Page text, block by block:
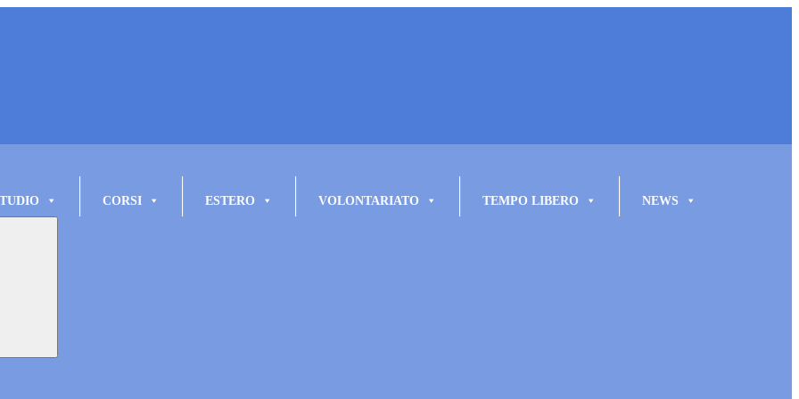
CORSI ESTERO VOLONTARIATO TEMPO LIBERO NEWS